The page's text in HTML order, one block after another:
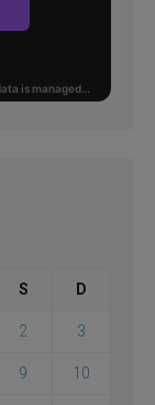
S D
2 3
9 10